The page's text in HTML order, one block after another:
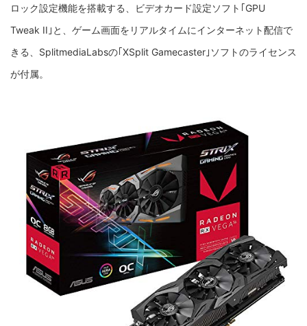
ロック設定機能を搭載する、ビデオカード設定ソフト｢GPU
Tweak II｣と、ゲーム画面をリアルタイムにインターネット配信で
きる、SplitmediaLabsの｢XSplit Gamecaster｣ソフトのライセンス
が付属。